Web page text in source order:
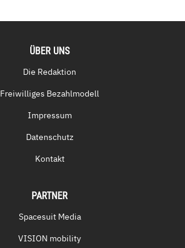
ÜBER UNS
Die Redaktion
Freiwilliges Bezahlmodell
Impressum
Datenschutz
Kontakt
PARTNER
Spacesuit Media
VISION mobility